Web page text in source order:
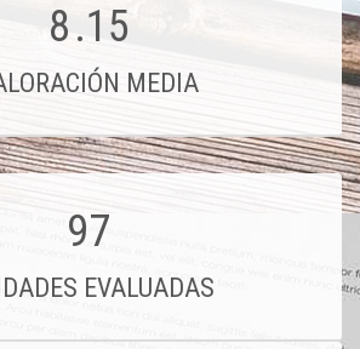
8.15
MEDIA
97
EVALUADAS